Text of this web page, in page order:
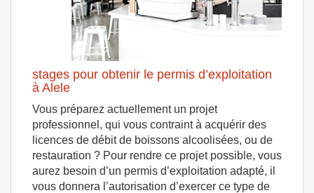
stages pour obtenir le permis d’exploitation
à Alele
Vous préparez actuellement un projet
professionnel, qui vous contraint à acquérir des
licences de débit de boissons alcoolisées, ou de
restauration ? Pour rendre ce projet possible, vous
aurez besoin d’un permis d’exploitation adapté, il
vous donnera l’autorisation d’exercer ce type de